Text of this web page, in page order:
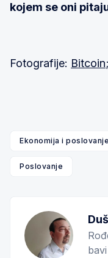
kojem se oni
Fotografije: Bitcoin;
Ekonomija i poslovanje
Poslovanje